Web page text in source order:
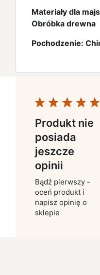
Materiały dla
Obróbka drewna
Pochodzenie:
Produkt nie
posiada
jeszcze
opinii
Bądź pierwszy -
oceń produkt i
napisz opinię o
sklepie